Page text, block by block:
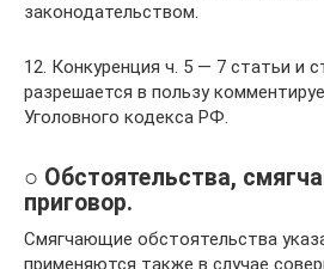
законодательством.
12. Конкуренция ч. 5 — 7 статьи и
разрешается в пользу
Уголовного кодекса РФ.
○ Обстоятельства,
приговор.
Смягчающие обстоятельства
применяются также в случае